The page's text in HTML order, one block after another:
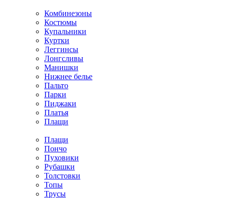
Комбинезоны
Костюмы
Купальники
Куртки
Леггинсы
Лонгсливы
Манишки
Нижнее белье
Пальто
Парки
Пиджаки
Платья
Плащи
Плащи
Пончо
Пуховики
Рубашки
Толстовки
Топы
Трусы